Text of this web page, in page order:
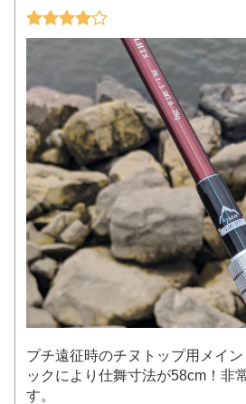
プチ遠征時のチヌトップ用メイ
ックにより仕舞寸法が58cm！非
す。